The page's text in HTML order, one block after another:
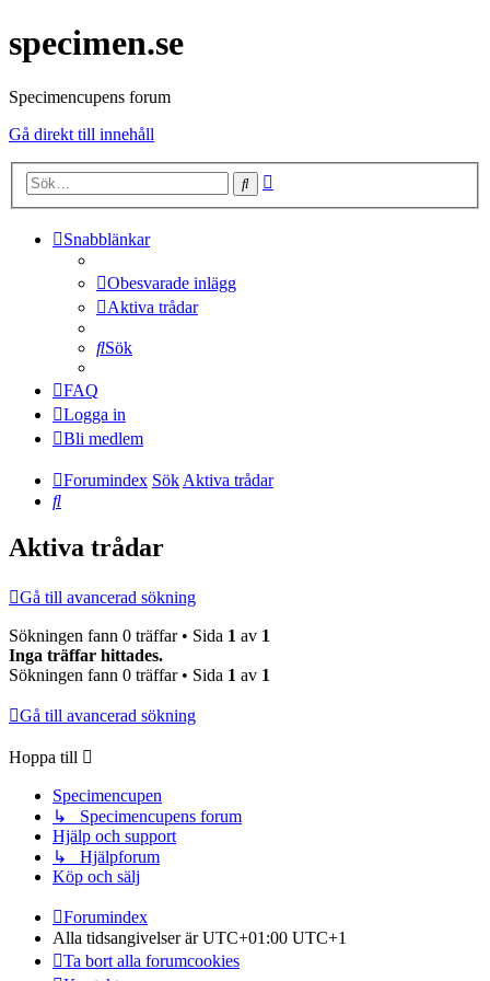
specimen.se
Specimencupens forum
Gå direkt till innehåll
Sök
Snabblänkar
Obesvarade inlägg
Aktiva trådar
Sök
FAQ
Logga in
Bli medlem
Forumindex SökAktiva trådar
Sök
Aktiva trådar
Gå till avancerad sökning
Sökningen fann 0 träffar • Sida 1 av 1
Inga träffar hittades.
Sökningen fann 0 träffar • Sida 1 av 1
Gå till avancerad sökning
Hoppa till
Specimencupen
↳ Specimencupens forum
Hjälp och support
↳ Hjälpforum
Köp och sälj
Forumindex
Alla tidsangivelser är UTC+01:00 UTC+1
Ta bort alla forumcookies